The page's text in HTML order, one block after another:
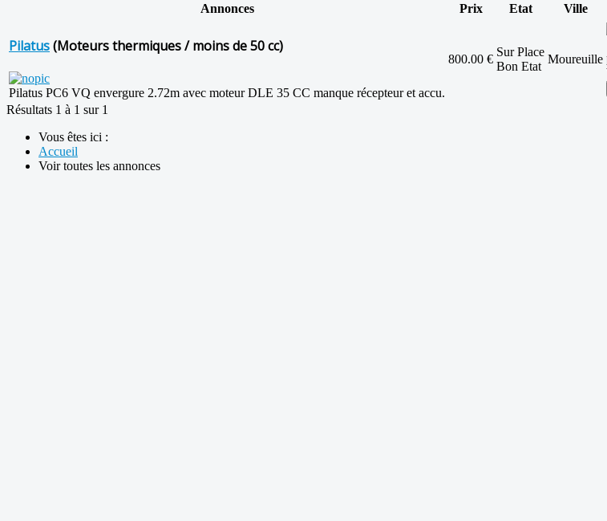
Annonces
Prix Etat Ville
Pilatus(Moteurs thermiques / moins de 50 cc)
Pilatus PC6 VQ envergure 2.72m avec moteur DLE 35 CC manque récepteur et accu.
800.00 €
Sur Place
Bon Etat
Moureuille
Résultats 1 à 1 sur 1
Vous êtes ici :
Accueil
Voir toutes les annonces